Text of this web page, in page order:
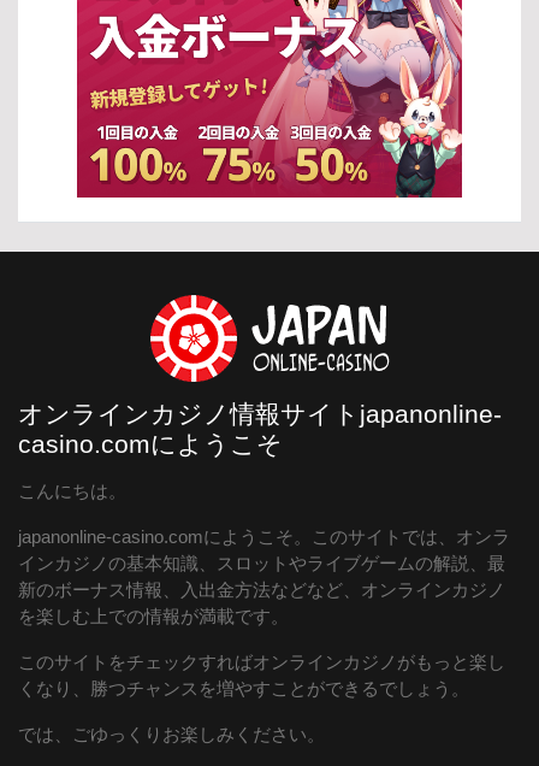
オンラインカジノ情報サイトjapanonline-
casino.comにようこそ
こんにちは。
japanonline-casino.comにようこそ。このサイトでは、オンラ
インカジノの基本知識、スロットやライブゲームの解説、最
新のボーナス情報、入出金方法などなど、オンラインカジノ
を楽しむ上での情報が満載です。
このサイトをチェックすればオンラインカジノがもっと楽し
くなり、勝つチャンスを増やすことができるでしょう。
では、ごゆっくりお楽しみください。